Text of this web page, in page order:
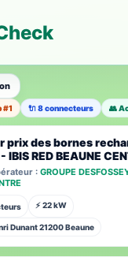
#1 🔌 8 connecteurs 👥
prix des bornes
IBIS RED BEAUNE
: GROUPE
⚡ 22 kW
Dunant 21200 Beaune